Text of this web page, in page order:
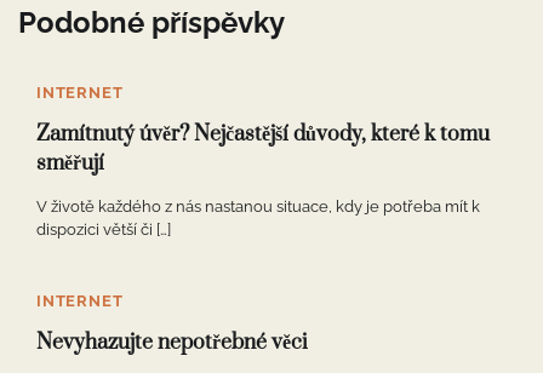
Podobné příspěvky
INTERNET
Zamítnutý úvěr? Nejčastější důvody, které k tomu
směřují
V životě každého z nás nastanou situace, kdy je potřeba mít k
dispozici větší či […]
INTERNET
Nevyhazujte nepotřebné věci